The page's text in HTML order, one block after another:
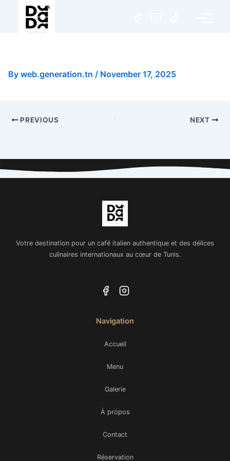
By web.generation.tn / November 17, 2025
PREVIOUS NEXT
Votre destination pour un café italien authentique et des délices
culinaires internationaux au cœur de Tunis.
Navigation
Accueil
Menu
Galerie
À propos
Contact
Réservation